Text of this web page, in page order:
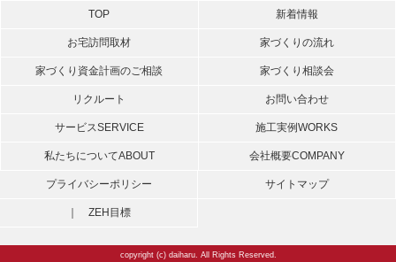
TOP 新着情報
お宅訪問取材 家づくりの流れ
家づくり資金計画のご相談 家づくり相談会
リクルート お問い合わせ
サービスSERVICE 施工実例WORKS
私たちについてABOUT 会社概要COMPANY
プライバシーポリシー サイトマップ
｜ ZEH目標
copyright (c) daiharu. All Rights Reserved.